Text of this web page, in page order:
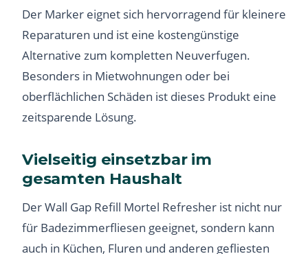
Der Marker eignet sich hervorragend für kleinere
Reparaturen und ist eine kostengünstige
Alternative zum kompletten Neuverfugen.
Besonders in Mietwohnungen oder bei
oberflächlichen Schäden ist dieses Produkt eine
zeitsparende Lösung.
Vielseitig einsetzbar im
gesamten Haushalt
Der Wall Gap Refill Mortel Refresher ist nicht nur
für Badezimmerfliesen geeignet, sondern kann
auch in Küchen, Fluren und anderen gefliesten